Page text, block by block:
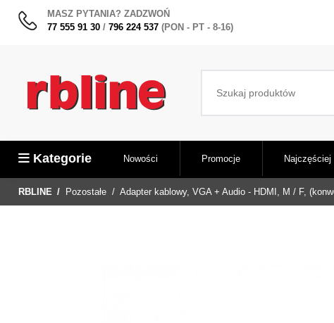
MASZ PYTANIA? ZADZWOŃ
77 555 91 30/ 796 224 537 (PON - PT - 8-16)
Kategorie Nowości Promocje Najczęściej
RBLINE Pozostałe Adapter kablowy, VGA + Audio - HDMI, M / F,